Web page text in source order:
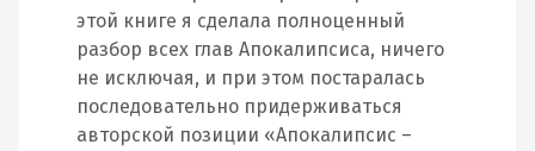
этой книге я сделала полноценный
разбор всех глав Апокалипсиса, ничего
не исключая, и при этом постаралась
последовательно придерживаться
авторской позиции «Апокалипсис –